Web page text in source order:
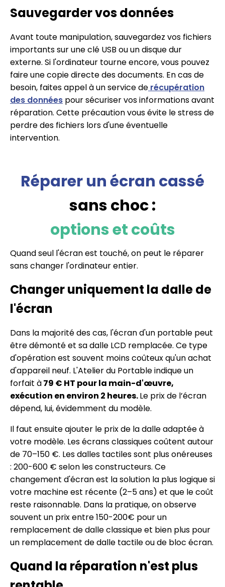
Sauvegarder vos données
Avant toute manipulation, sauvegardez vos fichiers
importants sur une clé USB ou un disque dur
externe. Si l'ordinateur tourne encore, vous pouvez
faire une copie directe des documents. En cas de
besoin, faites appel à un service de récupération
des données pour sécuriser vos informations avant
réparation. Cette précaution vous évite le stress de
perdre des fichiers lors d'une éventuelle
intervention.
Réparer un écran cassé
sans choc :
options et coûts
Quand seul l'écran est touché, on peut le réparer
sans changer l'ordinateur entier.
Changer uniquement la dalle de
l'écran
Dans la majorité des cas, l'écran d'un portable peut
être démonté et sa dalle LCD remplacée. Ce type
d'opération est souvent moins coûteux qu'un achat
d'appareil neuf. L'Atelier du Portable indique un
forfait à79 € HT pour la main-d'œuvre,
exécution en environ 2 heures.Le prix de l’écran
dépend, lui, évidemment du modèle.
Il faut ensuite ajouter le prix de la dalle adaptée à
votre modèle. Les écrans classiques coûtent autour
de 70–150 €. Les dalles tactiles sont plus onéreuses
: 200-600 € selon les constructeurs. Ce
changement d'écran est la solution la plus logique si
votre machine est récente (2–5 ans) et que le coût
reste raisonnable. Dans la pratique, on observe
souvent un prix entre 150-200€ pour un
remplacement de dalle classique et bien plus pour
un remplacement de dalle tactile ou de bloc écran.
Quand la réparation n'est plus